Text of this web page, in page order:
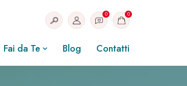
0 0
Fai da Te Blog Contatti